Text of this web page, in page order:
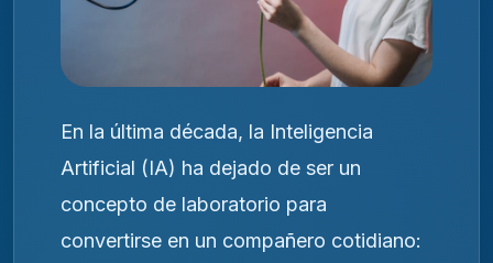
En la última década, la Inteligencia
Artificial (IA) ha dejado de ser un
concepto de laboratorio para
convertirse en un compañero cotidiano: